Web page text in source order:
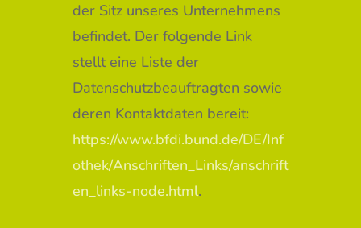
der Sitz unseres Unternehmens
befindet. Der folgende Link
stellt eine Liste der
Datenschutzbeauftragten sowie
deren Kontaktdaten bereit:
https://www.bfdi.bund.de/DE/Inf
othek/Anschriften_Links/anschrift
en_links-node.html.